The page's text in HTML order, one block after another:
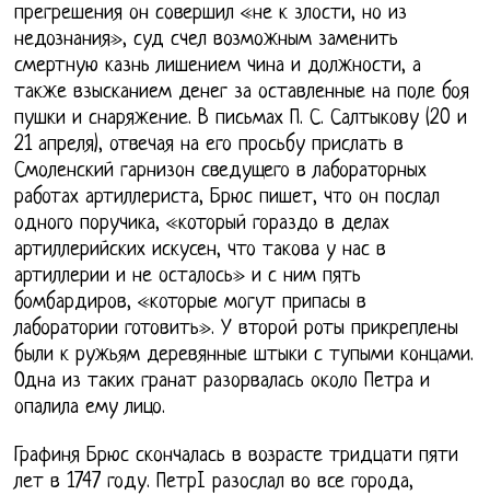
прегрешения он совершил «не к злости, но из
недознания», суд счел возможным заменить
смертную казнь лишением чина и должности, а
также взысканием денег за оставленные на поле боя
пушки и снаряжение. В письмах П. С. Салтыкову (20 и
21 апреля), отвечая на его просьбу прислать в
Смоленский гарнизон сведущего в лабораторных
работах артиллериста, Брюс пишет, что он послал
одного поручика, «который гораздо в делах
артиллерийских искусен, что такова у нас в
артиллерии и не осталось» и с ним пять
бомбардиров, «которые могут припасы в
лаборатории готовить». У второй роты прикреплены
были к ружьям деревянные штыки с тупыми концами.
Одна из таких гранат разорвалась около Петра и
опалила ему лицо.
Графиня Брюс скончалась в возрасте тридцати пяти
лет в 1747 году. ПетрI разослал во все города,